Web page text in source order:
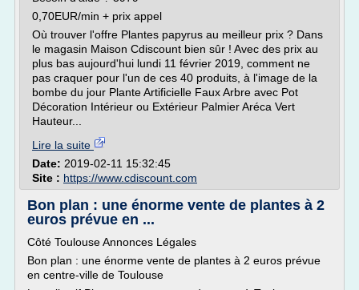
0,70EUR/min + prix appel
Où trouver l'offre Plantes papyrus au meilleur prix ? Dans
le magasin Maison Cdiscount bien sûr ! Avec des prix au
plus bas aujourd'hui lundi 11 février 2019, comment ne
pas craquer pour l'un de ces 40 produits, à l'image de la
bombe du jour Plante Artificielle Faux Arbre avec Pot
Décoration Intérieur ou Extérieur Palmier Aréca Vert
Hauteur...
Lire la suite
Date: 2019-02-11 15:32:45
Site : https://www.cdiscount.com
Bon plan : une énorme vente de plantes à 2
euros prévue en ...
Côté Toulouse Annonces Légales
Bon plan : une énorme vente de plantes à 2 euros prévue
en centre-ville de Toulouse